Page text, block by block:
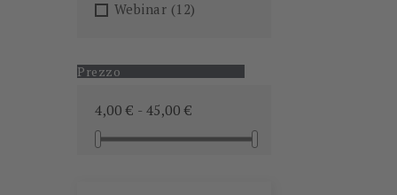
Webinar (12)
Prezzo
4,00 € - 45,00 €